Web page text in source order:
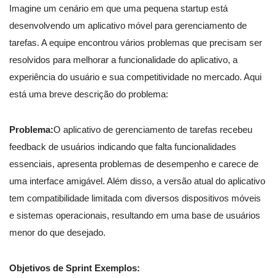
Imagine um cenário em que uma pequena startup está
desenvolvendo um aplicativo móvel para gerenciamento de
tarefas. A equipe encontrou vários problemas que precisam ser
resolvidos para melhorar a funcionalidade do aplicativo, a
experiência do usuário e sua competitividade no mercado. Aqui
está uma breve descrição do problema:
Problema:O aplicativo de gerenciamento de tarefas recebeu
feedback de usuários indicando que falta funcionalidades
essenciais, apresenta problemas de desempenho e carece de
uma interface amigável. Além disso, a versão atual do aplicativo
tem compatibilidade limitada com diversos dispositivos móveis
e sistemas operacionais, resultando em uma base de usuários
menor do que desejado.
Objetivos de Sprint Exemplos: